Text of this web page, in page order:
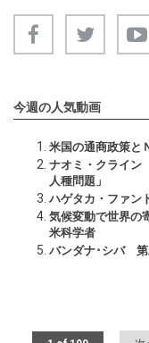
今週の人気動画
米国の通商政策と
ナオミ・クライン
人種問題」
ハゲタカ・ファン
気候変動で世界の
米科学者
バンダナ･シバ 第